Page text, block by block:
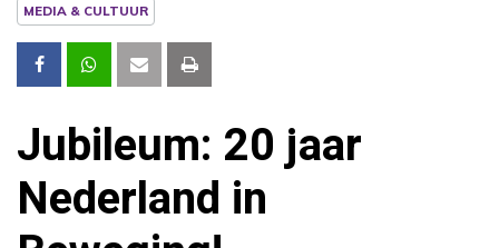
MEDIA & CULTUUR
Jubileum: 20 jaar
Nederland in